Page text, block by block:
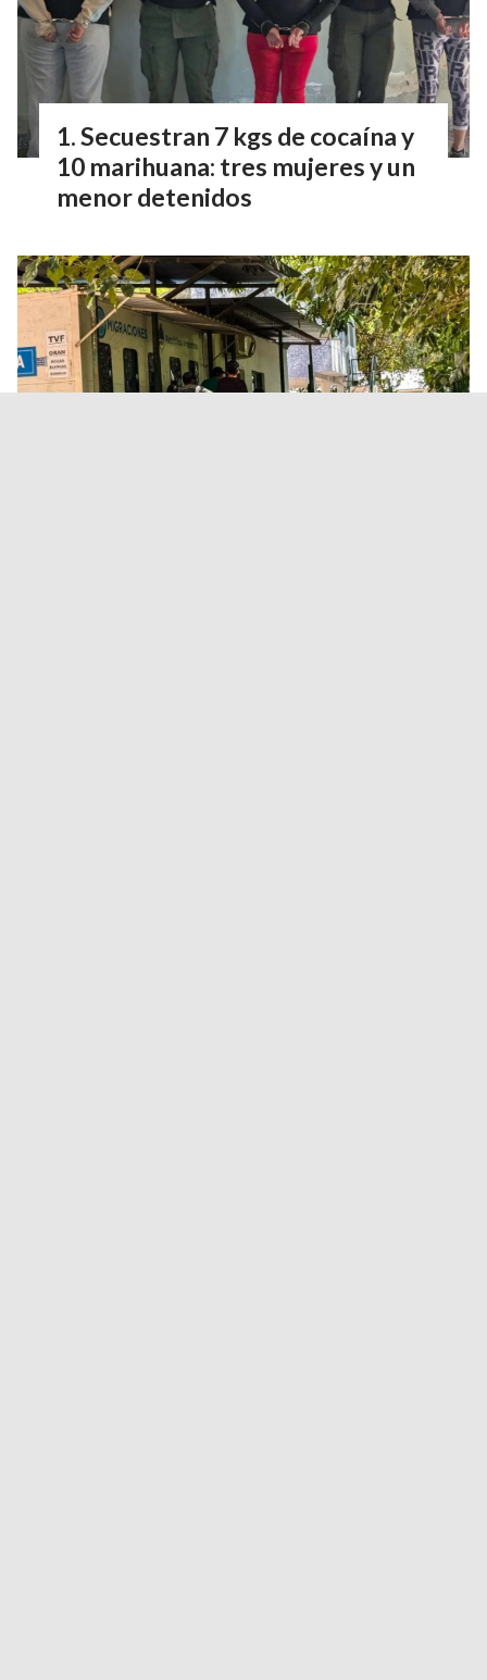
Secuestran 7 kgs de cocaína y
10 marihuana: tres mujeres y un
menor detenidos